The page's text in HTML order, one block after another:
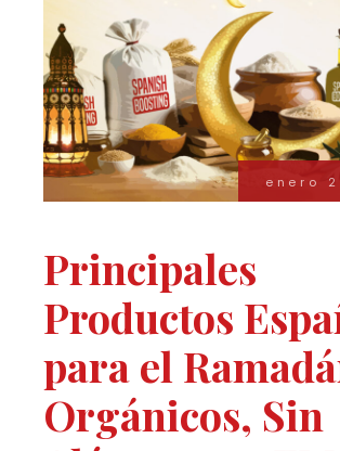
enero
Principales
Productos
para el
Orgánicos, Sin